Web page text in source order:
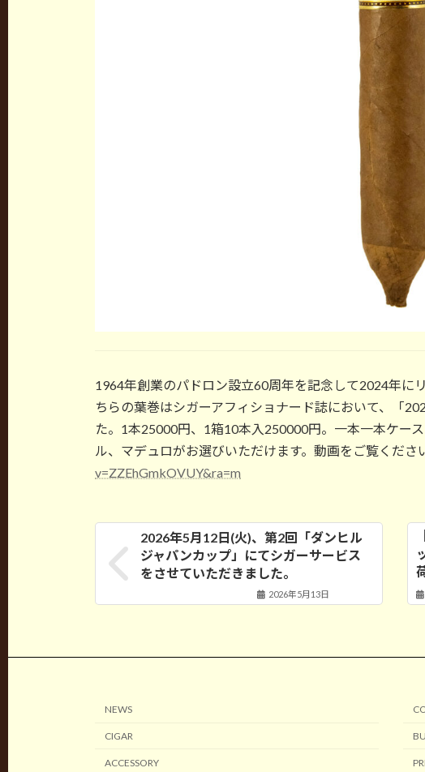
1964年創業のパドロン設立60周年を記念して2024年に
ちらの葉巻はシガーアフィショナード誌において、「
た。1本25000円、1箱10本入250000円。一本一本ケー
ル、マデュロがお選びいただけます。動画をご覧くださ
v=ZZEhGmkOVUY&ra=m
2026年5月12日(火)、第2回「ダンヒル
ジャパンカップ」にてシガーサービス
をさせていただきました。
2026年5月13日
NEWS
CIGAR
ACCESSORY